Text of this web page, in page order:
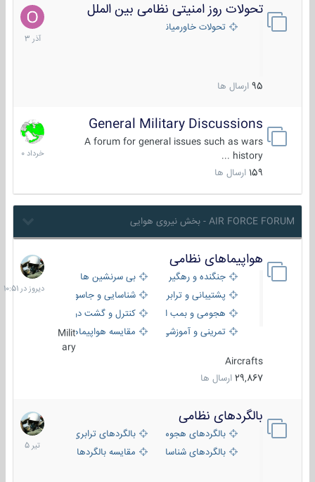
تحولات روز امنیتی نظامی بین الملل
تحولات خاورمیانه
95 ارسال ها
21
آذر
1403
General Military Discussions
A forum for general issues such as wars
history ...
159 ارسال ها
10
خرداد
1400
AIR FORCE FORUM - بخش نیروی هوایی
هواپیماهای نظامی
جنگنده و رهگیر
بی سرنشین ها
پشتیبانی و ترابری
شناسایی و جاسوسی
هجومی و بمب افکن
کنترل و گشت دریایی
تمرینی و آموزشی
مقایسه هواپیماهاMilit
ary
Aircrafts
29,867 ارسال ها
دیروز
در
10:51
بالگردهای نظامی
بالگردهای هجومی
بالگردهای ترابری
بالگردهای شناسایی
مقایسه بالگردها
22
تیر
1405